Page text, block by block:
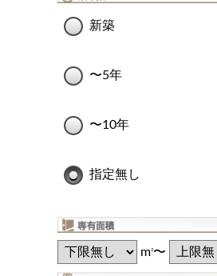
新築
〜5年
〜10年
指定無し
m2〜